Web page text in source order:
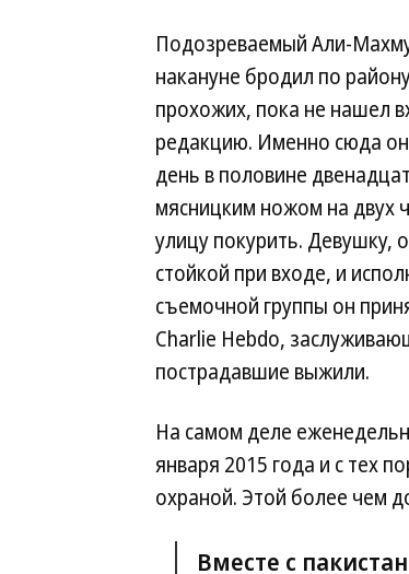
Подозреваемый Али-
накануне бродил по
прохожих, пока не нашел
редакцию. Именно сюда
день в половине
мясницким ножом на двух
улицу покурить. Девушку,
стойкой при входе, и
съемочной группы он
Charlie Hebdo,
пострадавшие выжили.
На самом деле
января 2015 года и с тех
охраной. Этой более чем
Вместе с